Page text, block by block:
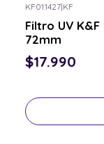
KF01.1427|KF
Filtro UV
72mm
$17.990